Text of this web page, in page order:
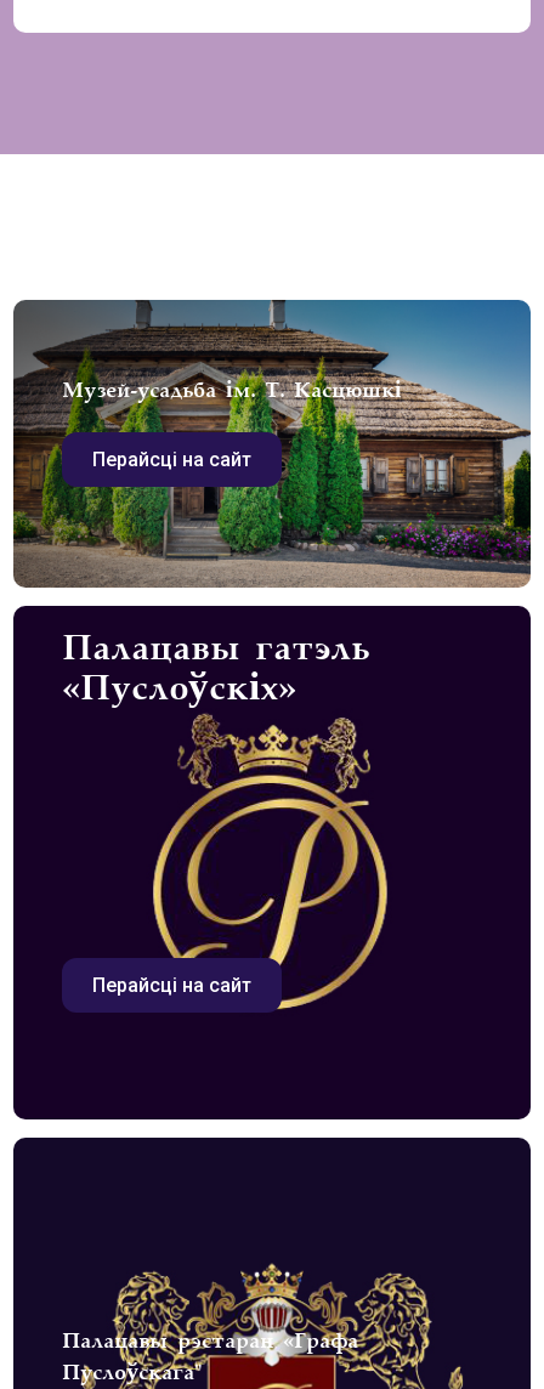
Музей-усадьба ім. Т. Касцюшкі
Перайсці на сайт
Палацавы гатэль
«Пуслоўскіх»
Перайсці на сайт
Палацавы рэстаран «Графа
Пуслоўскага"